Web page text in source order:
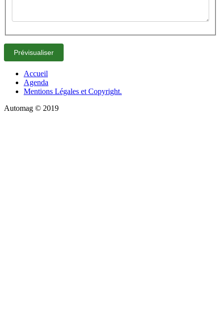
Accueil
Agenda
Mentions Légales et Copyright.
Automag © 2019